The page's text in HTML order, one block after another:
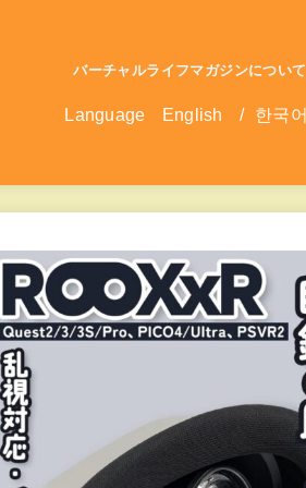
バーチャルライフマガジンについて
Language English / 한국어